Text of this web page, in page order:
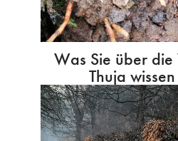
Was Sie über
Thuja